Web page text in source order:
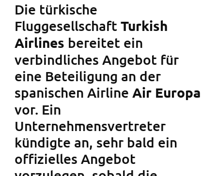
Die türkische
Fluggesellschaft Turkish
Airlines bereitet ein
verbindliches Angebot für
eine Beteiligung an der
spanischen Airline Air Europa
vor. Ein
Unternehmensvertreter
kündigte an, sehr bald ein
offizielles Angebot